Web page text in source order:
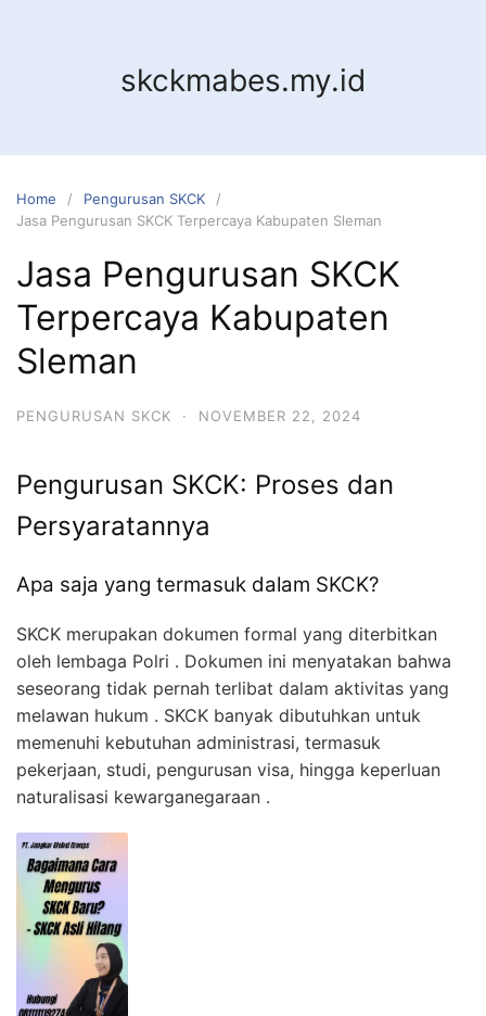
skckmabes.my.id
Home
Pengurusan SKCK
Jasa Pengurusan SKCK Terpercaya Kabupaten Sleman
Jasa Pengurusan SKCK
Terpercaya Kabupaten
Sleman
PENGURUSAN SKCK · NOVEMBER 22, 2024
Pengurusan SKCK: Proses dan
Persyaratannya
Apa saja yang termasuk dalam SKCK?
SKCK merupakan dokumen formal yang diterbitkan
oleh lembaga Polri . Dokumen ini menyatakan bahwa
seseorang tidak pernah terlibat dalam aktivitas yang
melawan hukum . SKCK banyak dibutuhkan untuk
memenuhi kebutuhan administrasi, termasuk
pekerjaan, studi, pengurusan visa, hingga keperluan
naturalisasi kewarganegaraan .